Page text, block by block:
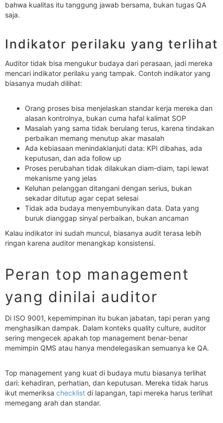
bahwa kualitas itu tanggung jawab bersama, bukan tugas QA
saja.
Indikator perilaku yang terlihat
Auditor tidak bisa mengukur budaya dari perasaan, jadi mereka
mencari indikator perilaku yang tampak. Contoh indikator yang
biasanya mudah dilihat:
Orang proses bisa menjelaskan standar kerja mereka dan
alasan kontrolnya, bukan cuma hafal kalimat SOP
Masalah yang sama tidak berulang terus, karena tindakan
perbaikan memang menutup akar masalah
Ada kebiasaan menindaklanjuti data: KPI dibahas, ada
keputusan, dan ada follow up
Proses perubahan tidak dilakukan diam-diam, tapi lewat
mekanisme yang jelas
Keluhan pelanggan ditangani dengan serius, bukan
sekadar ditutup agar cepat selesai
Tidak ada budaya menyembunyikan data. Data yang
buruk dianggap sinyal perbaikan, bukan ancaman
Kalau indikator ini sudah muncul, biasanya audit terasa lebih
ringan karena auditor menangkap konsistensi.
Peran top management
yang dinilai auditor
Di ISO 9001, kepemimpinan itu bukan jabatan, tapi peran yang
menghasilkan dampak. Dalam konteks quality culture, auditor
sering mengecek apakah top management benar-benar
memimpin QMS atau hanya mendelegasikan semuanya ke QA.
Top management yang kuat di budaya mutu biasanya terlihat
dari: kehadiran, perhatian, dan keputusan. Mereka tidak harus
ikut memeriksa checklist di lapangan, tapi mereka harus terlihat
memegang arah dan standar.